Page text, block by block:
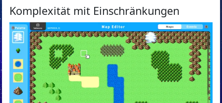
Komplexität mit Einschränkungen